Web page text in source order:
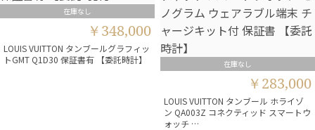
在庫なし
￥348,000
LOUIS VUITTON タンブールグラフィッ
トGMT Q1D30 保証書有 【委託時計】
在庫なし
￥283,000
LOUIS VUITTON タンブール ホライゾ
ン QA003Z コネクティッド スマートウ
ォッチ …